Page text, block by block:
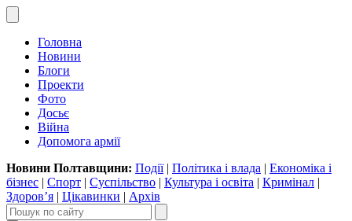
Головна
Новини
Блоги
Проекти
Фото
Досьє
Війна
Допомога армії
Новини Полтавщини: Події| Політика і влада | Економіка і
бізнес | Спорт | Суспільство | Культура і освіта | Кримінал |
Здоров’я | Цікавинки | Архів